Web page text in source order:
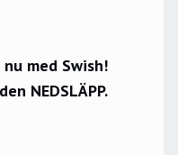
med Swish!
NEDSLÄPP.